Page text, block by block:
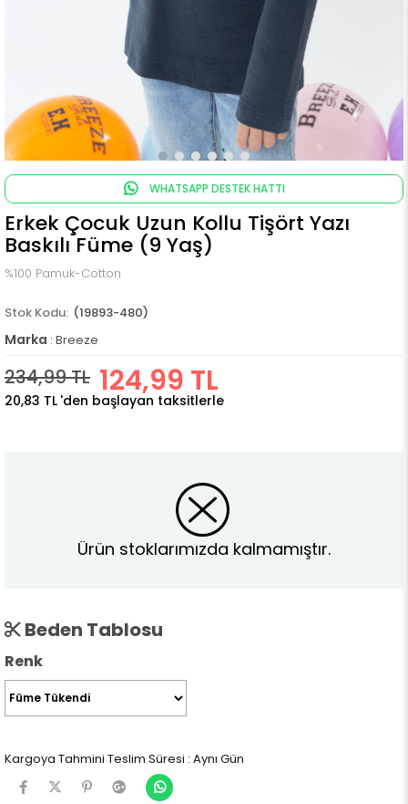
WHATSAPP DESTEK HATTI
Erkek Çocuk Uzun Kollu Tişört Yazı
Baskılı Füme (9 Yaş)
%100 Pamuk-Cotton
(19893-480)
Marka : Breeze
234,99 TL 124,99 TL
20,83 TL 'den başlayan taksitlerle
Ürün stoklarımızda kalmamıştır.
Beden Tablosu
Renk
Kargoya Tahmini Teslim Süresi : Aynı Gün